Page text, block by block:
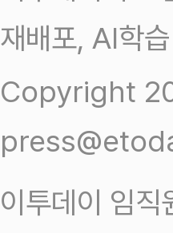
재배포, AI학
Copyright
이투데이 임